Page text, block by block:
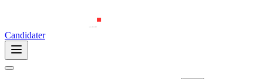
Candidater